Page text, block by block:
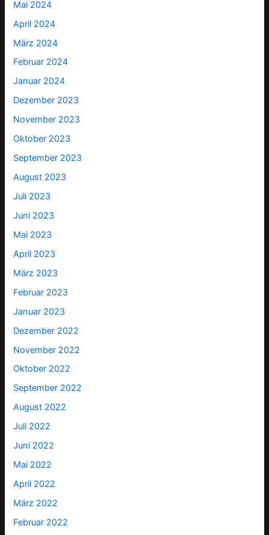
Mai 2024
April 2024
März 2024
Februar 2024
Januar 2024
Dezember 2023
November 2023
Oktober 2023
September 2023
August 2023
Juli 2023
Juni 2023
Mai 2023
April 2023
März 2023
Februar 2023
Januar 2023
Dezember 2022
November 2022
Oktober 2022
September 2022
August 2022
Juli 2022
Juni 2022
Mai 2022
April 2022
März 2022
Februar 2022